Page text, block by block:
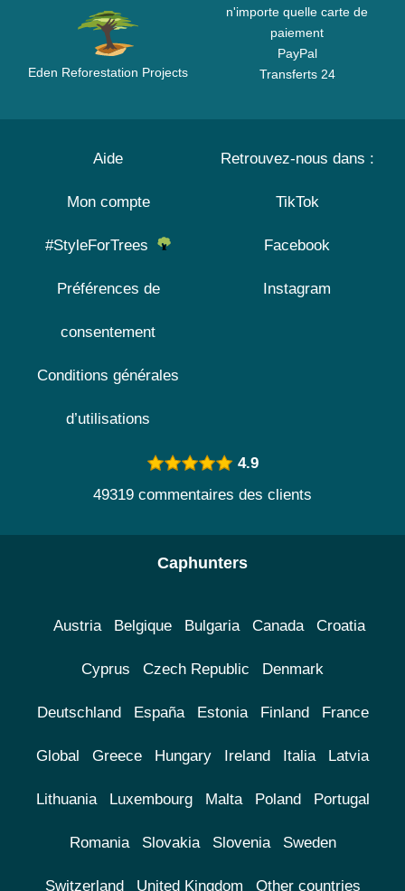
Eden Reforestation Projects
n'importe quelle carte de
paiement
PayPal
Transferts 24
Aide
Mon compte
#StyleForTrees
Préférences de
consentement
Conditions générales
d’utilisations
Retrouvez-nous dans :
TikTok
Facebook
Instagram
4.9
49319 commentaires des clients
Caphunters
Austria Belgique Bulgaria Canada Croatia
Cyprus Czech Republic Denmark
Deutschland España Estonia Finland France
Global Greece Hungary Ireland Italia Latvia
Lithuania Luxembourg Malta Poland Portugal
Romania Slovakia Slovenia Sweden
Switzerland United Kingdom Other countries